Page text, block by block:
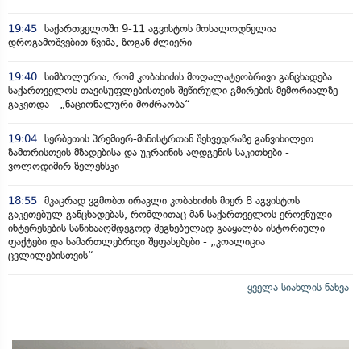
19:45 საქართველოში 9-11 აგვისტოს მოსალოდნელია
დროგამოშვებით წვიმა, ზოგან ძლიერი
19:40 სიმბოლურია, რომ კობახიძის მოღალატეობრივი განცხადება
საქართველოს თავისუფლებისთვის შეწირული გმირების მემორიალზე
გაკეთდა - „ნაციონალური მოძრაობა“
19:04 სერბეთის პრემიერ-მინისტრთან შეხვედრაზე განვიხილეთ
ზამთრისთვის მზადებისა და უკრაინის აღდგენის საკითხები -
ვოლოდიმირ ზელენსკი
18:55 მკაცრად ვგმობთ ირაკლი კობახიძის მიერ 8 აგვისტოს
გაკეთებულ განცხადებას, რომლითაც მან საქართველოს ეროვნული
ინტერესების საწინააღმდეგოდ შეგნებულად გააყალბა ისტორიული
ფაქტები და სამართლებრივი შეფასებები - „კოალიცია
ცვლილებისთვის“
ყველა სიახლის ნახვა